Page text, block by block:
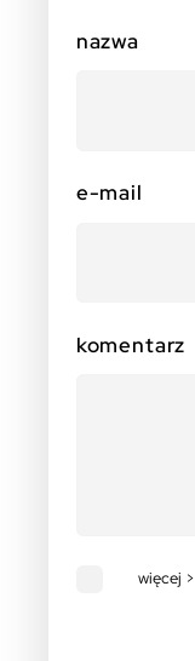
komentarz
więcej >
nazwa
e-mail